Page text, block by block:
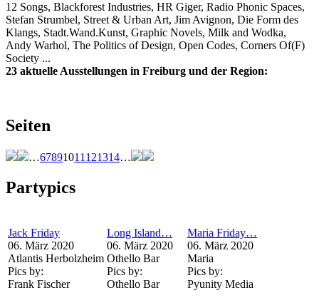
12 Songs, Blackforest Industries, HR Giger, Radio Phonic Spaces,
Stefan Strumbel, Street & Urban Art, Jim Avignon, Die Form des
Klangs, Stadt.Wand.Kunst, Graphic Novels, Milk and Wodka,
Andy Warhol, The Politics of Design, Open Codes, Corners Of(F)
Society ...
23 aktuelle Ausstellungen in Freiburg und der Region:
Seiten
…67891011 121314…
Partypics
Jack Friday
06. März 2020
Atlantis Herbolzheim
Pics by:
Frank Fischer
Long Island…
06. März 2020
Othello Bar
Pics by:
Othello Bar
Maria Friday…
06. März 2020
Maria
Pics by:
Pyunity Media